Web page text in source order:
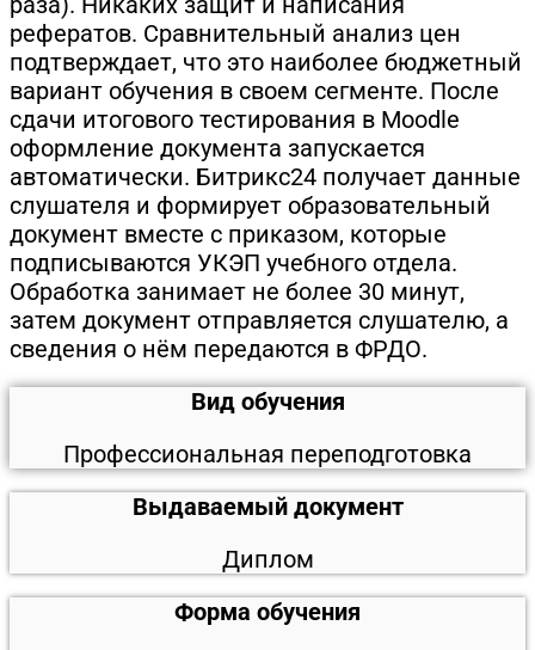
рефератов. Сравнительный анализ цен
подтверждает, что это наиболее бюджетный
вариант обучения в своем сегменте. После
сдачи итогового тестирования в Moodle
оформление документа запускается
автоматически. Битрикс24 получает данные
слушателя и формирует образовательный
документ вместе с приказом, которые
подписываются УКЭП учебного отдела.
Обработка занимает не более 30 минут,
затем документ отправляется слушателю, а
сведения о нём передаются в ФРДО.
Вид обучения
Профессиональная переподготовка
Выдаваемый документ
Диплом
Форма обучения